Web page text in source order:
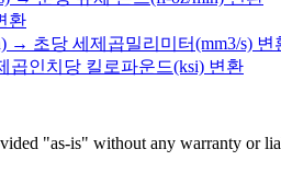
환
→ 초당 세제곱밀리미터(mm3/s) 변
곱인치당 킬로파운드(ksi) 변환
"as-is" without any warranty or